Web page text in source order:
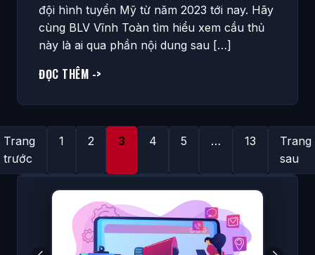
đội hình tuyển Mỹ từ năm 2023 tới nay. Hãy
cùng BLV Vĩnh Toàn tìm hiểu xem cầu thủ
này là ai qua phần nội dung sau […]
ĐỌC THÊM ->
PHÂN
TRANG
BÀI
Trang
trước
1 2 3 4 5 … 13
Trang
sau